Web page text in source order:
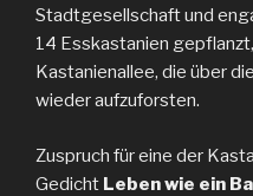
Stadtgesellschaft und
14 Esskastanien
Kastanienallee, die über
wieder aufzuforsten.
Zuspruch für eine der
Gedicht Leben wie ein